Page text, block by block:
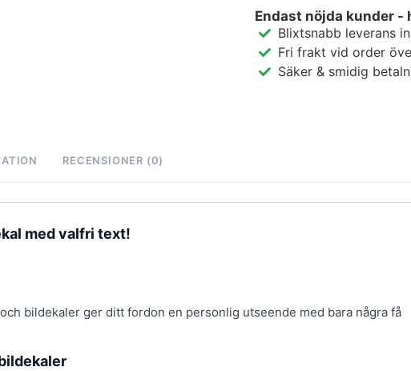
Endast nöjda kunder -
Blixtsnabb leverans
Fri frakt vid order
Säker & smidig
RECENSIONER (0)
med valfri text!
bildekaler ger ditt fordon en personlig utseende med bara några få